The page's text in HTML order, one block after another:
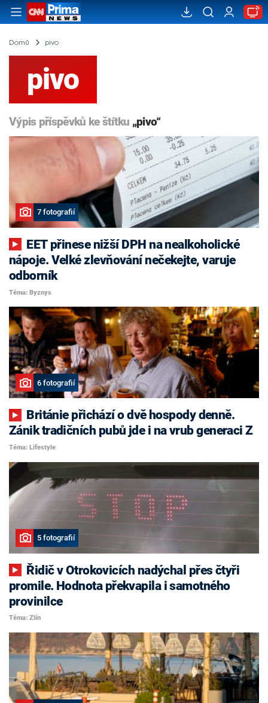
Domů pivo
pivo
Výpis příspěvků ke štítku „pivo“
7 fotografií
nápoje. Velké zlevňování nečekejte, varuje
odborník
Téma: Byznys
6 fotografií
Zánik tradičních pubů jde i na vrub generaci Z
Téma: Lifestyle
5 fotografií
promile. Hodnota překvapila i samotného
provinilce
Téma: Zlín